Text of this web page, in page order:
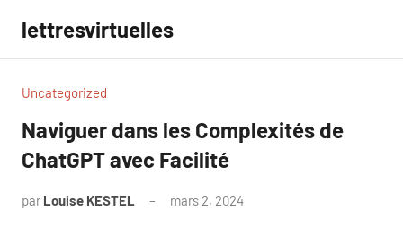
contenu
lettresvirtuelles
Uncategorized
Naviguer dans les Complexités de
ChatGPT avec Facilité
par Louise KESTEL mars 2, 2024